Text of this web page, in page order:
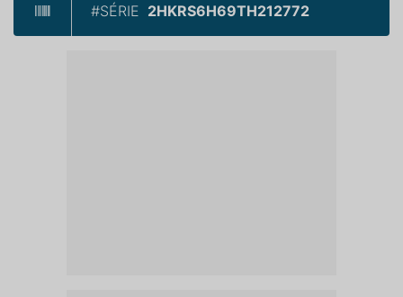
#SÉRIE 2HKRS6H69TH212772